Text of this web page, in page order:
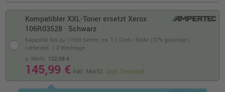
Kompatibler XXL-Toner ersetzt Xerox
106R03528 · Schwarz
Kapazität bis zu 11500 Seiten, ca. 1,3 Cent / Seite (37% günstiger)
o. MwSt. 122,68 €
145,99 € inkl. MwSt. zzgl. Versand
Lieferzeit: 1-2 Werktage